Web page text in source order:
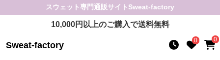
スウェット専門通販サイト Sweat-factory
10,000円以上のご購入で送料無料
Sweat-factory 0 0